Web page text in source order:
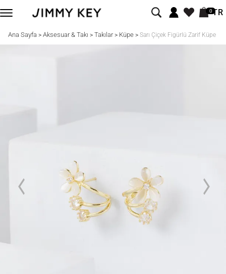
0TR
Ana Sayfa > Aksesuar & Takı > Takılar> Küpe> Sarı Çiçek Figürlü Zarif Küpe